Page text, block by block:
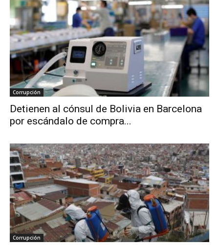
Corrupción
Detienen al cónsul de Bolivia en Barcelona
por escándalo de compra...
Corrupción